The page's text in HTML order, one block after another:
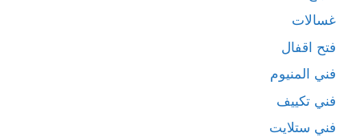
غسالات
فتح اقفال
فني المنيوم
فني تكييف
فني ستلايت